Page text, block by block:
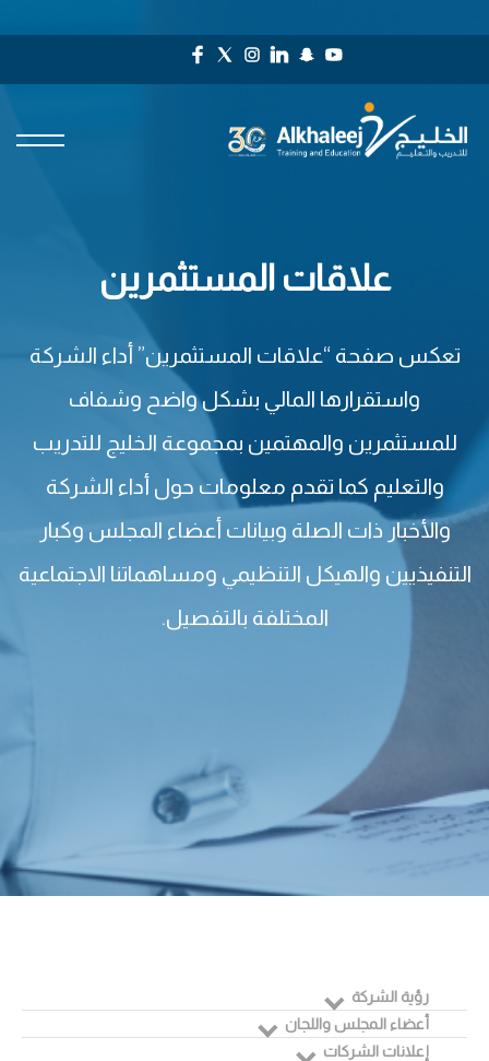
علاقات المستثمرين
تعكس صفحة “علاقات المستثمرين” أداء الشركة
واستقرارها المالي بشكل واضح وشفاف
للمستثمرين والمهتمين بمجموعة الخليج للتدريب
والتعليم كما تقدم معلومات حول أداء الشركة
والأخبار ذات الصلة وبيانات أعضاء المجلس وكبار
التنفيذيين والهيكل التنظيمي ومساهماتنا الاجتماعية
المختلفة بالتفصيل.
رؤية الشركة
أعضاء المجلس واللجان
إعلانات الشركات